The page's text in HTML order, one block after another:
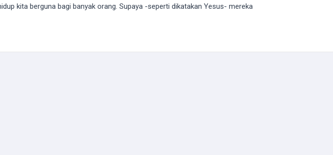
kita berguna bagi banyak orang. Supaya -seperti dikatakan Yesus- mereka